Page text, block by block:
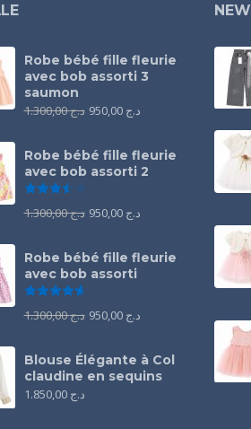
Robe bébé fille fleurie
avec bob assorti 3
saumon
د.ج1.300,00 د.ج 950,00
Robe bébé fille fleurie
avec bob assorti 2
د.ج1.300,00 د.ج 950,00
Robe bébé fille fleurie
avec bob assorti
Note
د.ج1.300,00 د.ج 950,00
Blouse Élégante à Col
claudine en sequins
د.ج 1.850,00
NEW